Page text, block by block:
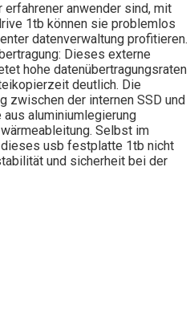
anwender sind, mit
1tb können sie problemlos
datenverwaltung profitieren.
Dieses externe
hohe datenübertragungsraten
deutlich. Die
zwischen der internen SSD und
aluminiumlegierung
Selbst im
usb festplatte 1tb nicht
und sicherheit bei der